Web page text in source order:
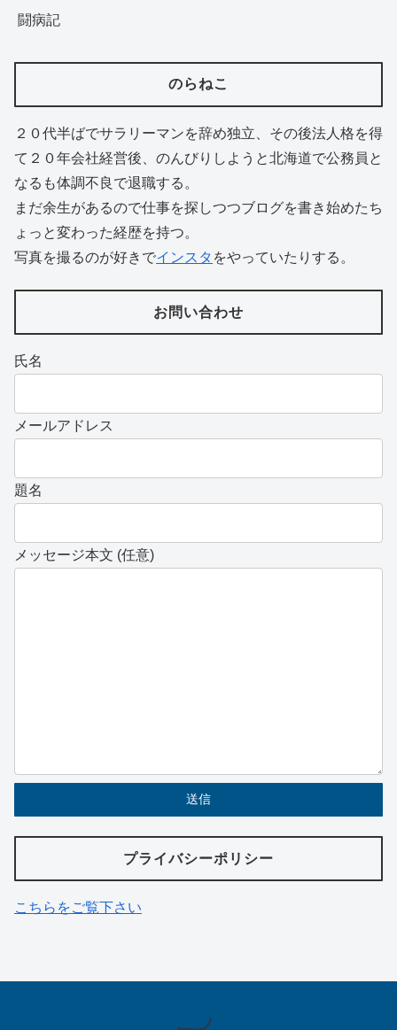
闘病記
のらねこ
２０代半ばでサラリーマンを辞め独立、その後法人格を得
て２０年会社経営後、のんびりしようと北海道で公務員と
なるも体調不良で退職する。
まだ余生があるので仕事を探しつつブログを書き始めたち
ょっと変わった経歴を持つ。
写真を撮るのが好きでインスタ をやっていたりする。
お問い合わせ
氏名
メールアドレス
題名
メッセージ本文 (任意)
プライバシーポリシー
こちらをご覧下さい